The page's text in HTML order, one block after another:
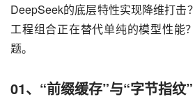
DeepSeek的底层特性实现降维打击
工程组合正在替代单纯的模型性能
题。
01、 “前缀缓存”与“字节指纹”